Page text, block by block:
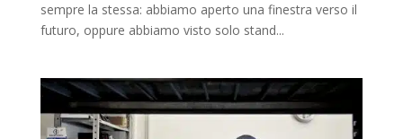
sempre la stessa: abbiamo aperto una finestra verso il
futuro, oppure abbiamo visto solo stand...